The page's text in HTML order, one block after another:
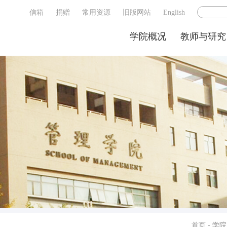
信箱 捐赠 常用资源 旧版网站 English
学院概况 教师与研究
首页 - 学